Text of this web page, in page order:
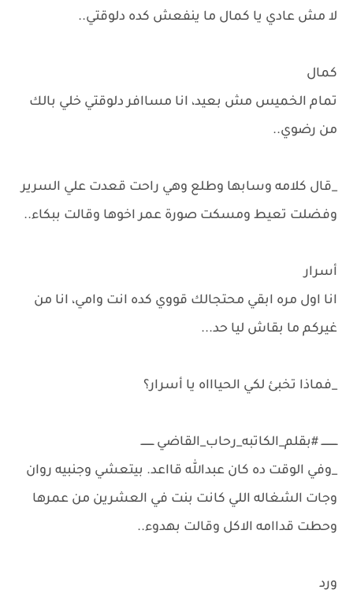
لا مش عادي يا كمال ما ينفعش كده دلوقتي..
كمال
تمام الخميس مش بعيد، انا مساافر دلوقتي خلي بالك
من رضوي..
_قال كلامه وسابها وطلع وهي راحت قعدت علي السرير
وفضلت تعيط ومسكت صورة عمر اخوها وقالت ببكاء..
أسرار
انا اول مره ابقي محتجالك قووي كده انت وامي، انا من
غيركم ما بقاش ليا حد...
_فماذا تخبئ لكي الحياااه يا أسرار؟
ــــــــــ #بقلم_الكاتبه_رحاب_القاضي ــــــــ
_وفي الوقت ده كان عبدالله قااعد. بيتعشي وجنبيه روان
وجات الشغاله اللي كانت بنت في العشرين من عمرها
وحطت قداامه الاكل وقالت بهدوء..
ورد